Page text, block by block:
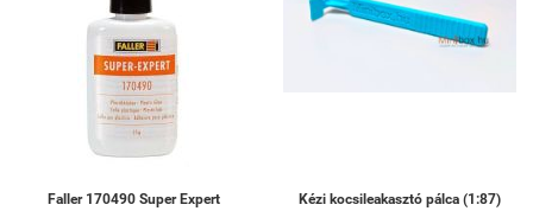
Faller 170490 Super Expert
Kézi kocsileakasztó pálca (1:87)